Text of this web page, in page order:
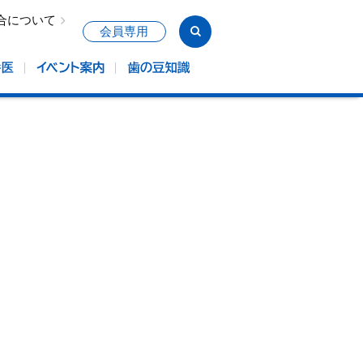
について
会員専用